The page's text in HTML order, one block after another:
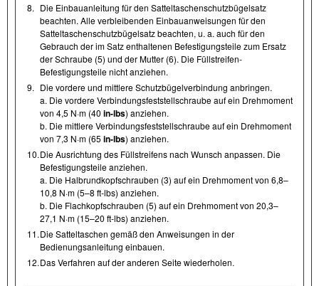
8. Die Einbauanleitung für den Satteltaschenschutzbügelsatz
beachten. Alle verbleibenden Einbauanweisungen für den
Satteltaschenschutzbügelsatz beachten, u. a. auch für den
Gebrauch der im Satz enthaltenen Befestigungsteile zum Ersatz
der Schraube (5) und der Mutter (6). Die Füllstreifen-
Befestigungsteile nicht anziehen.
9. Die vordere und mittlere Schutzbügelverbindung anbringen.
a. Die vordere Verbindungsfeststellschraube auf ein Drehmoment
von 4,5 N·m (40 in-lbs) anziehen.
b. Die mittlere Verbindungsfeststellschraube auf ein Drehmoment
von 7,3 N·m (65 in-lbs) anziehen.
10.Die Ausrichtung des Füllstreifens nach Wunsch anpassen. Die
Befestigungsteile anziehen.
a. Die Halbrundkopfschrauben (3) auf ein Drehmoment von 6,8–
10,8 N·m (5–8 ft-lbs) anziehen.
b. Die Flachkopfschrauben (5) auf ein Drehmoment von 20,3–
27,1 N·m (15–20 ft-lbs) anziehen.
11.Die Satteltaschen gemäß den Anweisungen in der
Bedienungsanleitung einbauen.
12.Das Verfahren auf der anderen Seite wiederholen.